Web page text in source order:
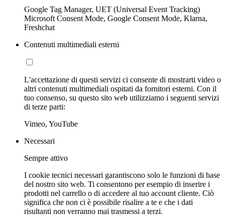
Google Tag Manager, UET (Universal Event Tracking)
Microsoft Consent Mode, Google Consent Mode, Klarna,
Freshchat
Contenuti multimediali esterni
L'accettazione di questi servizi ci consente di mostrarti video o
altri contenuti multimediali ospitati da fornitori esterni. Con il
tuo consenso, su questo sito web utilizziamo i seguenti servizi
di terze parti:
Vimeo, YouTube
Necessari
Sempre attivo
I cookie tecnici necessari garantiscono solo le funzioni di base
del nostro sito web. Ti consentono per esempio di inserire i
prodotti nel carrello o di accedere al tuo account cliente. Ciò
significa che non ci è possibile risalire a te e che i dati
risultanti non verranno mai trasmessi a terzi.